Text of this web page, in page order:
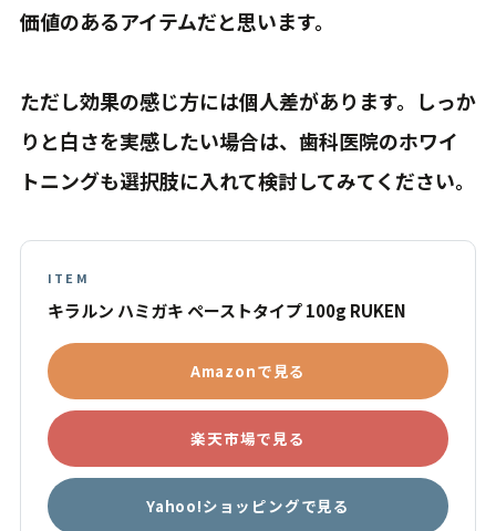
価値のあるアイテムだと思います。
ただし効果の感じ方には個人差があります。しっか
りと白さを実感したい場合は、歯科医院のホワイ
トニングも選択肢に入れて検討してみてください。
ITEM
キラルン ハミガキ ペーストタイプ 100g RUKEN
Amazonで見る
楽天市場で見る
Yahoo!ショッピングで見る